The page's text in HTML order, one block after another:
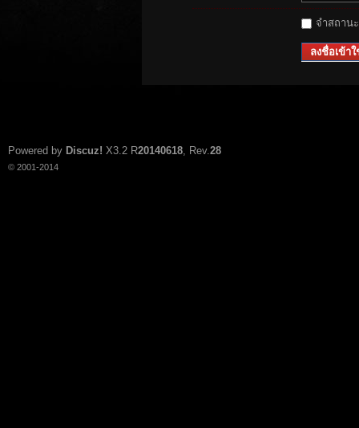
จำสถาน
ลงชื่อเข้าใ
Powered by Discuz! X3.2 R20140618, Rev.28
© 2001-2014